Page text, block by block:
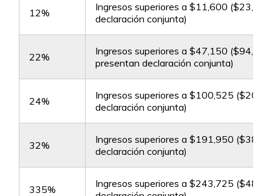
12%
Ingresos superiores a $11,600
declaración conjunta)
22%
Ingresos superiores a $47,150
presentan declaración conjunta)
24%
Ingresos superiores a $100,525
declaración conjunta)
32%
Ingresos superiores a $191,950
declaración conjunta)
335%
Ingresos superiores a $243,725